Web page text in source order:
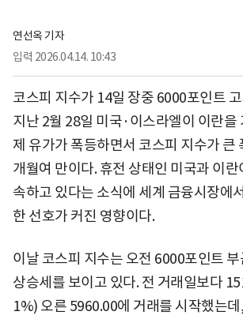
연선옥 기자
입력 2026.04.14. 10:43
코스피 지수가 14일 장중 6000포인트
지난 2월 28일 미국·이스라엘이 이란을
제 유가가 폭등하면서 코스피 지수가 큰
개월여 만이다. 휴전 상태인 미국과 이란
속하고 있다는 소식에 세계 금융시장에
한 선호가 커진 영향이다.
이날 코스피 지수는 오전 6000포인트
상승세를 보이고 있다. 전 거래일보다
1%) 오른 5960.00에 거래를 시작했는